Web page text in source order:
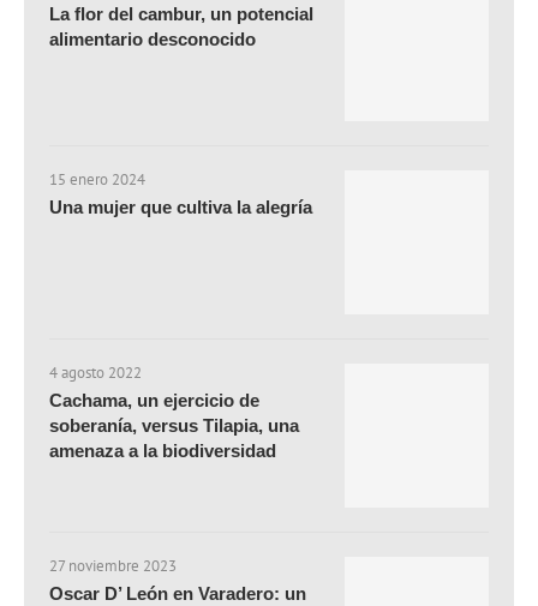
La flor del cambur, un potencial
alimentario desconocido
15 enero 2024
Una mujer que cultiva la alegría
4 agosto 2022
Cachama, un ejercicio de
soberanía, versus Tilapia, una
amenaza a la biodiversidad
27 noviembre 2023
Oscar D’ León en Varadero: un